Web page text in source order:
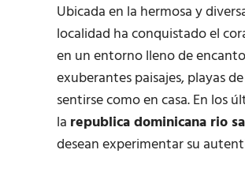
Ubicada en la hermosa y
localidad ha conquistado el
en un entorno lleno de
exuberantes paisajes, playas
sentirse como en casa. En los
la republica dominicana rio
desean experimentar su